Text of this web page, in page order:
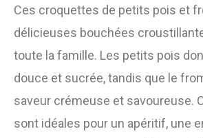
Ces croquettes de petits pois et
délicieuses bouchées
toute la famille. Les petits pois
douce et sucrée, tandis que le
saveur crémeuse et savoureuse.
sont idéales pour un apéritif, une